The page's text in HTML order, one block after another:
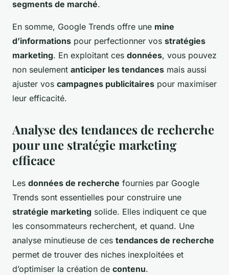
segments de marché.
En somme, Google Trends offre une mine
d’informations pour perfectionner vos stratégies
marketing. En exploitant ces données, vous pouvez
non seulement anticiper les tendances mais aussi
ajuster vos campagnes publicitaires pour maximiser
leur efficacité.
Analyse des tendances de recherche
pour une stratégie marketing
efficace
Les données de recherche fournies par Google
Trends sont essentielles pour construire une
stratégie marketing solide. Elles indiquent ce que
les consommateurs recherchent, et quand. Une
analyse minutieuse de ces tendances de recherche
permet de trouver des niches inexploitées et
d’optimiser la création de contenu.